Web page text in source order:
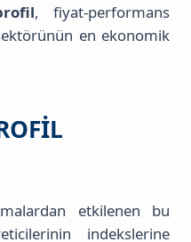
, fiyat-performans
en ekonomik
etkilenen bu
indekslerine